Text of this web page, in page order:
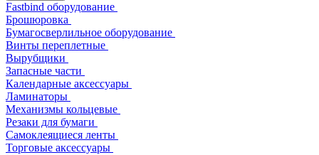
Fastbind оборудование
Брошюровка
Бумагосверлильное оборудование
Винты переплетные
Вырубщики
Запасные части
Календарные аксессуары
Ламинаторы
Механизмы кольцевые
Резаки для бумаги
Самоклеящиеся ленты
Торговые аксессуары